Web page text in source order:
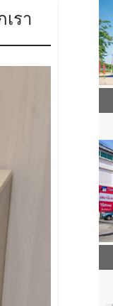
รา